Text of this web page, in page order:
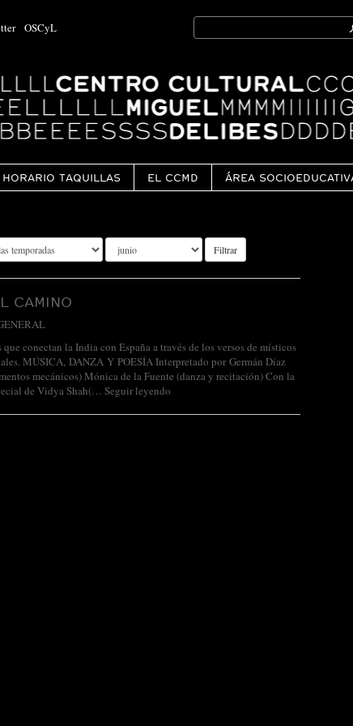
OSCyL
Search
for:
HORARIO TAQUILLAS EL CCMD ÁREA
Filtrar
CAMINO
conectan la India con España a través de los versos de místicos
MÚSICA, DANZA Y POESÍA Interpretado por Germán Díaz
mecánicos) Mónica de la Fuente (danza y recitación) Con la
de Vidya Shah(… Seguir leyendo